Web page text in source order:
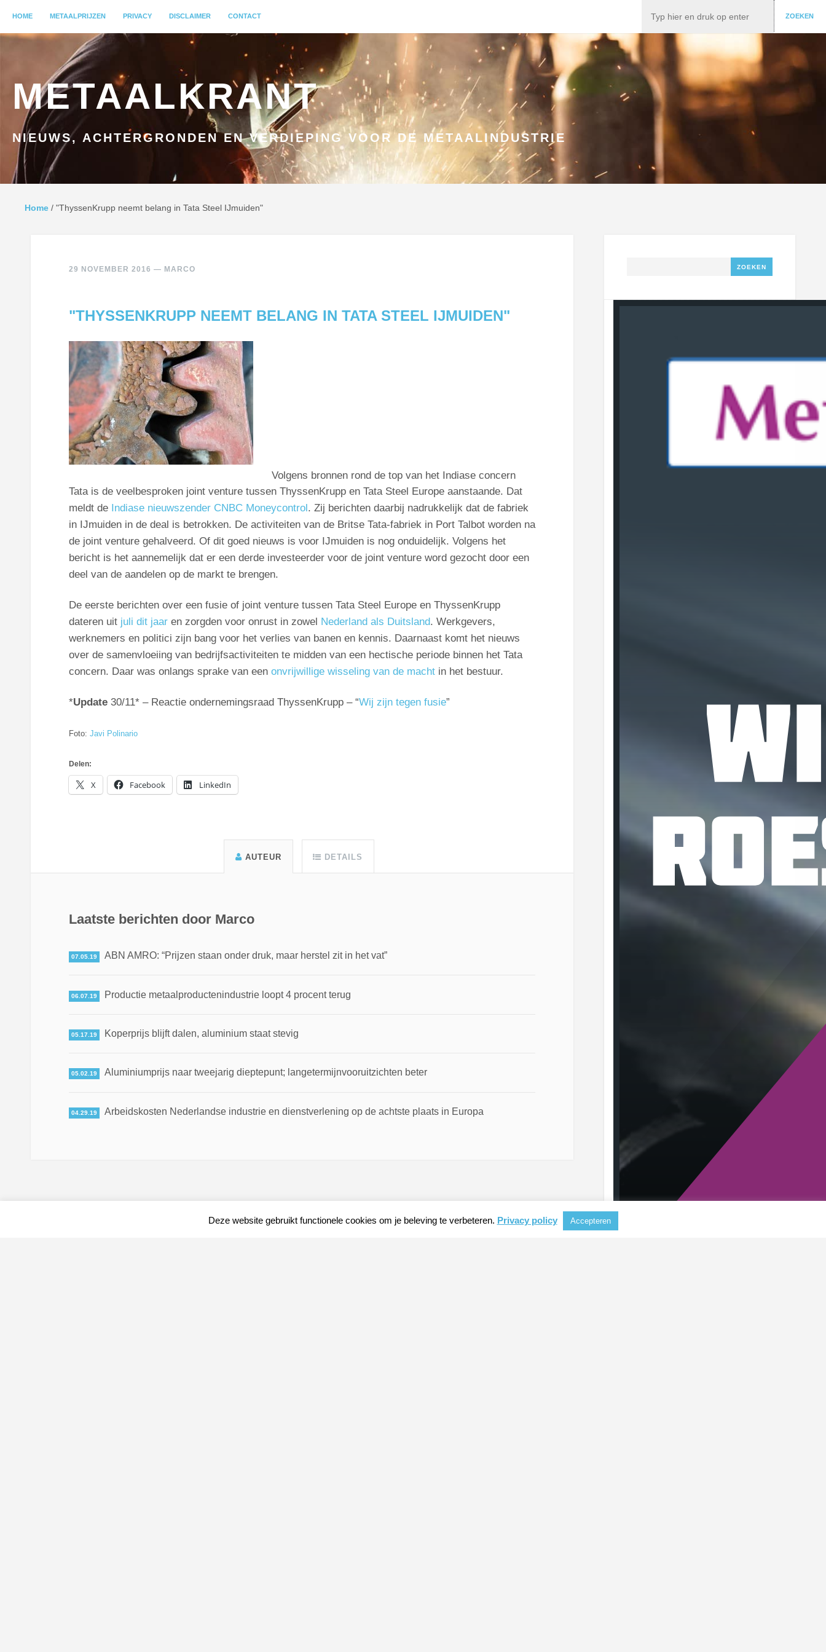
GA NAAR INHOUD
HOME METAALPRIJZEN PRIVACY DISCLAIMER CONTACT ZOEKEN
METAALKRANT
NIEUWS, ACHTERGRONDEN EN VERDIEPING VOOR DE METAALINDUSTRIE
Home / "ThyssenKrupp neemt belang in Tata Steel IJmuiden"
29 NOVEMBER 2016 — MARCO
"THYSSENKRUPP NEEMT BELANG IN TATA STEEL IJMUIDEN"
Volgens bronnen rond de top van het Indiase concern
Tata is de veelbesproken joint venture tussen ThyssenKrupp en Tata Steel Europe aanstaande. Dat
meldt de Indiase nieuwszender CNBC Moneycontrol . Zij berichten daarbij nadrukkelijk dat de fabriek
in IJmuiden in de deal is betrokken. De activiteiten van de Britse Tata-fabriek in Port Talbot worden na
de joint venture gehalveerd. Of dit goed nieuws is voor IJmuiden is nog onduidelijk. Volgens het
bericht is het aannemelijk dat er een derde investeerder voor de joint venture word gezocht door een
deel van de aandelen op de markt te brengen.
De eerste berichten over een fusie of joint venture tussen Tata Steel Europe en ThyssenKrupp
dateren uit juli dit jaaren zorgden voor onrust in zowel Nederland als Duitsland. Werkgevers,
werknemers en politici zijn bang voor het verlies van banen en kennis. Daarnaast komt het nieuws
over de samenvloeiing van bedrijfsactiviteiten te midden van een hectische periode binnen het Tata
concern. Daar was onlangs sprake van een onvrijwillige wisseling van de machtin het bestuur.
*Update30/11* – Reactie ondernemingsraad ThyssenKrupp – “Wij zijn tegen fusie”
Foto: Javi Polinario
Delen:
X Facebook LinkedIn
AUTEUR DETAILS
Laatste berichten door Marco
07.05.19 ABN AMRO: “Prijzen staan onder druk, maar herstel zit in het vat”
06.07.19 Productie metaalproductenindustrie loopt 4 procent terug
05.17.19 Koperprijs blijft dalen, aluminium staat stevig
05.02.19 Aluminiumprijs naar tweejarig dieptepunt; langetermijnvooruitzichten beter
04.29.19 Arbeidskosten Nederlandse industrie en dienstverlening op de achtste plaats in Europa
Deze website gebruikt functionele cookies om je beleving te verbeteren. Privacy policy Accepteren